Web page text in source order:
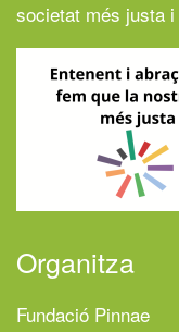
societat més justa
Organitza
Fundació Pinnae